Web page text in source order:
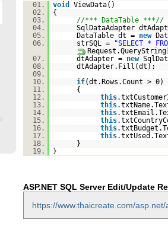
01. void
ViewData()
02.
{
03.
//*** DataTable ***//
04.
SqlDataAdapter
05.
DataTable dt = new
06.
strSQL = "SELECT *
Request.QueryString[
07.
dtAdapter = new
08.
dtAdapter.Fill(dt);
09.
10.
if(dt.Rows.Count > 0)
11.
{
12.
this
13.
this
14.
this
15.
this
16.
this
17.
this
18.
}
19.
}
ASP.NET SQL Server Edit/Update
https://www.thaicreate.com/